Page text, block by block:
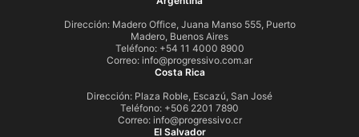
Dirección: Madero Office, Juana Manso 555, Puerto
Madero, Buenos Aires
Teléfono: +54 11 4000 8900
Correo: info@progressivo.com.ar
Costa Rica
Dirección: Plaza Roble, Escazú, San José
Teléfono: +506 2201 7890
Correo: info@progressivo.cr
El Salvador